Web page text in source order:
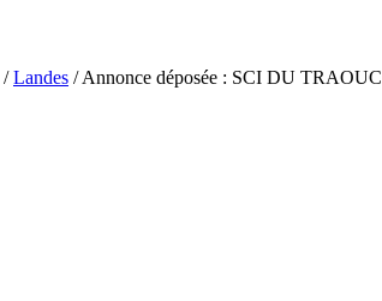
/Landes / Annonce déposée : SCI DU TRAOUC